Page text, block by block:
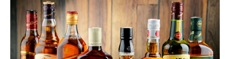
Amazonで見る
アードベッグ アー
ドベッグ 10年
スモーキーな香り
の余韻が長く続く
Amazonで見る
バカルディ ジャパ
ン デュワーズ ホ
ワイト・ラベル
ダブルエイジ製法
で初心者にピッタ
リ
700ml